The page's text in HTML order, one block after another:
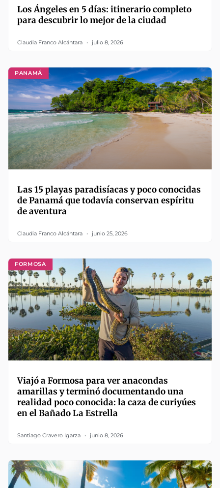
Los Ángeles en 5 días: itinerario completo
para descubrir lo mejor de la ciudad
Claudia Franco Alcántara julio 8, 2026
PANAMÁ
Las 15 playas paradisíacas y poco conocidas
de Panamá que todavía conservan espíritu
de aventura
Claudia Franco Alcántara junio 25, 2026
FORMOSA
Viajó a Formosa para ver anacondas
amarillas y terminó documentando una
realidad poco conocida: la caza de curiyúes
en el Bañado La Estrella
Santiago Cravero Igarza junio 8, 2026